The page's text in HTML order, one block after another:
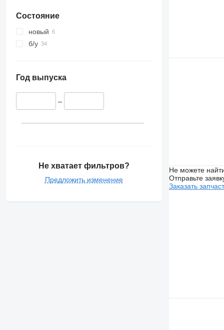
Состояние
новый
б/у
Год выпуска
–
Не хватает фильтров?
Предложить изменение
Не можете
Отправьте
Заказать